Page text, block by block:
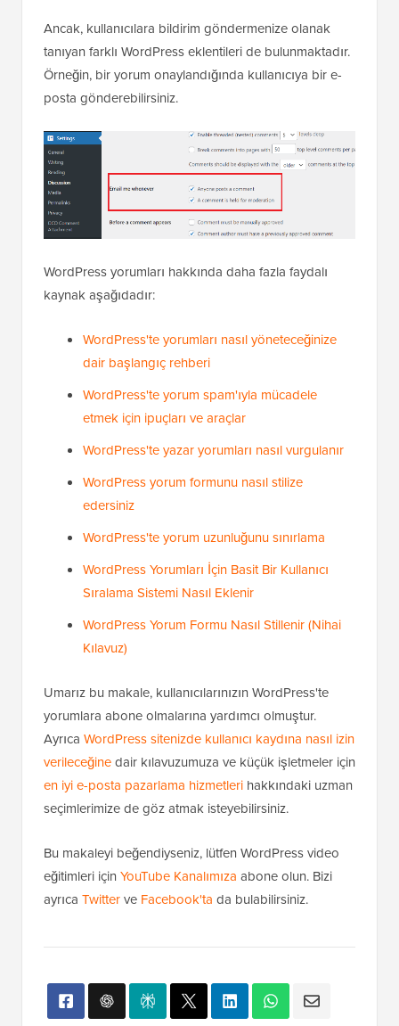
Ancak, kullanıcılara bildirim göndermenize olanak
tanıyan farklı WordPress eklentileri de bulunmaktadır.
Örneğin, bir yorum onaylandığında kullanıcıya bir e-
posta gönderebilirsiniz.
WordPress yorumları hakkında daha fazla faydalı
kaynak aşağıdadır:
WordPress'te yorumları nasıl yöneteceğinize
dair başlangıç rehberi
WordPress'te yorum spam'ıyla mücadele
etmek için ipuçları ve araçlar
WordPress'te yazar yorumları nasıl vurgulanır
WordPress yorum formunu nasıl stilize
edersiniz
WordPress'te yorum uzunluğunu sınırlama
WordPress Yorumları İçin Basit Bir Kullanıcı
Sıralama Sistemi Nasıl Eklenir
WordPress Yorum Formu Nasıl Stillenir (Nihai
Kılavuz)
Umarız bu makale, kullanıcılarınızın WordPress'te
yorumlara abone olmalarına yardımcı olmuştur.
Ayrıca WordPress sitenizde kullanıcı kaydına nasıl izin
verileceğinedair kılavuzumuza ve küçük işletmeler için
en iyi e-posta pazarlama hizmetleri hakkındaki uzman
seçimlerimize de göz atmak isteyebilirsiniz.
Bu makaleyi beğendiyseniz, lütfen WordPress video
eğitimleri için YouTube Kanalımıza abone olun. Bizi
ayrıca Twitterve Facebook'ta da bulabilirsiniz.